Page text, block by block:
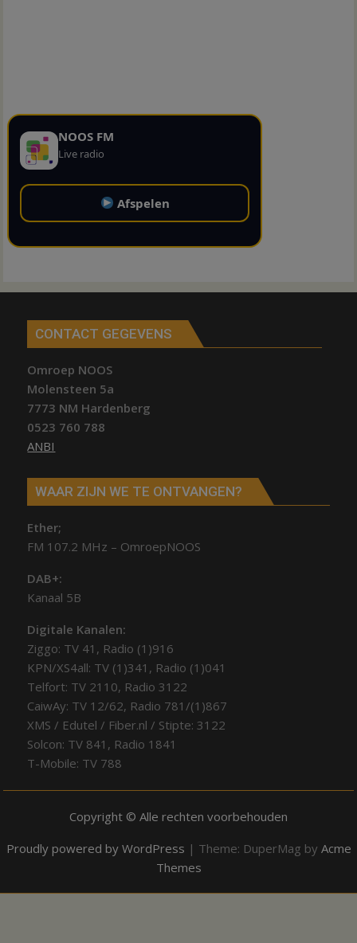
NOOS FM
Live radio
Afspelen
CONTACT GEGEVENS
Omroep NOOS
Molensteen 5a
7773 NM Hardenberg
0523 760 788
ANBI
WAAR ZIJN WE TE ONTVANGEN?
Ether;
FM 107.2 MHz – OmroepNOOS
DAB+:
Kanaal 5B
Digitale Kanalen:
Ziggo: TV 41, Radio (1)916
KPN/XS4all: TV (1)341, Radio (1)041
Telfort: TV 2110, Radio 3122
CaiwAy: TV 12/62, Radio 781/(1)867
XMS / Edutel / Fiber.nl / Stipte: 3122
Solcon: TV 841, Radio 1841
T-Mobile: TV 788
Copyright © Alle rechten voorbehouden
Proudly powered by WordPress | Theme: DuperMag by Acme
Themes